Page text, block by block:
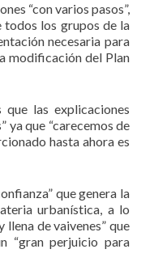
“con varios pasos”,
todos los grupos de la
necesaria para
modificación del Plan
las explicaciones
ya que “carecemos de
hasta ahora es
que genera la
urbanística, a lo
llena de vaivenes” que
“gran perjuicio para